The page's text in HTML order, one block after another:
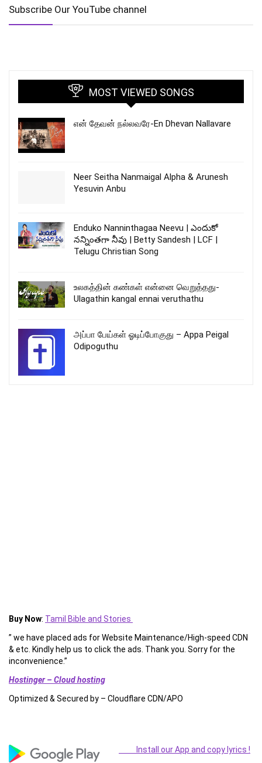
Subscribe Our YouTube channel
MOST VIEWED SONGS
என் தேவன் நல்லவரே-En Dhevan Nallavare
Neer Seitha Nanmaigal Alpha & Arunesh
Yesuvin Anbu
Enduko Nanninthagaa Neevu | ఎందుకో
నన్నింతగా నీవు | Betty Sandesh | LCF |
Telugu Christian Song
உலகத்தின் கண்கள் என்னை வெறுத்தது-
Ulagathin kangal ennai veruthathu
அப்பா பேய்கள் ஓடிப்போகுது – Appa Peigal
Odipoguthu
Buy Now: Tamil Bible and Stories
” we have placed ads for Website Maintenance/High-speed CDN
& etc. Kindly help us to click the ads. Thank you. Sorry for the
inconvenience.”
Hostinger – Cloud hosting
Optimized & Secured by – Cloudflare CDN/APO
Install our App and copy lyrics !